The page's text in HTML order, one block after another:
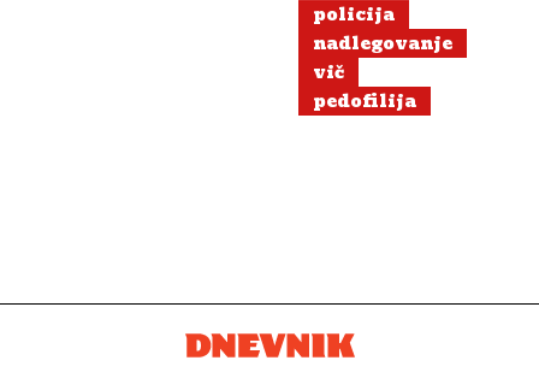
policija
nadlegovanje
vič
pedofilija